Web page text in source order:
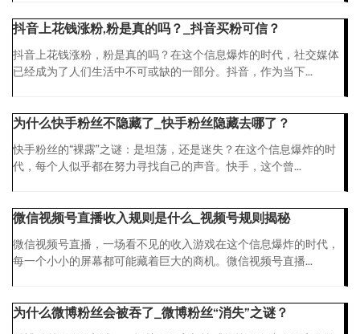
抖音上花钱涨粉,粉是真的吗？_抖音买粉可信？
抖音上花钱涨粉，粉是真的吗？在这个信息爆炸的时代，社交媒体
已经成为了人们生活中不可或缺的一部分。抖音，作为当下...
为什么快手粉丝不隐藏了_快手粉丝隐藏去哪了？
快手粉丝的“裸露”之谜：是坦荡，还是迷失？在这个信息爆炸的时
代，每个人似乎都在努力寻找自己的声音。快手，这个曾...
微信视频号直播收入规则是什么_视频号规则揭秘
微信视频号直播，一场看不见的收入游戏在这个信息爆炸的时代，
每一个小小的屏幕都可能藏着巨大的商机。微信视频号直播...
为什么微博粉丝会被吞了_微博粉丝“消失”之谜？